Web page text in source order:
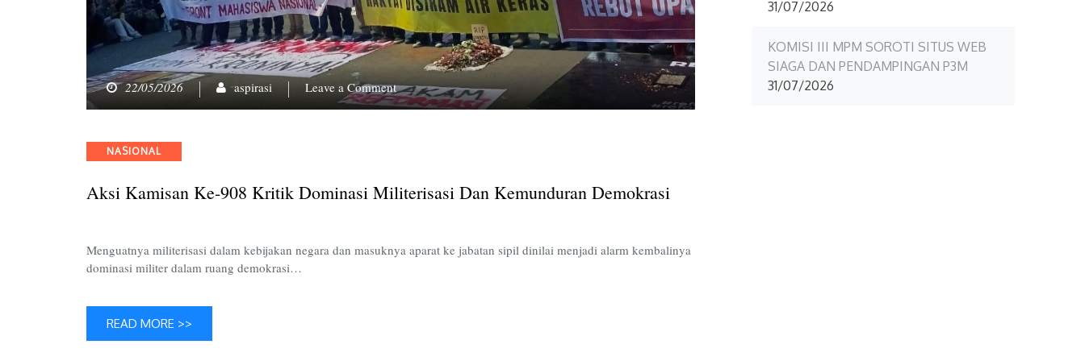
22/05/2026 aspirasi Leave a Commenton
Aksi
Dominasi
Kemunduran
Categories
NASIONAL
Aksi Kamisan Ke-908 Kritik Dominasi Militerisasi Dan Kemunduran Demokrasi
Menguatnya militerisasi dalam kebijakan negara dan masuknya aparat ke jabatan sipil dinilai menjadi alarm kembalinya
dominasi militer dalam ruang demokrasi…
READ MORE >>
31/07/2026
KOMISI III MPM SOROTI SITUS WEB
SIAGA DAN PENDAMPINGAN P3M
31/07/2026